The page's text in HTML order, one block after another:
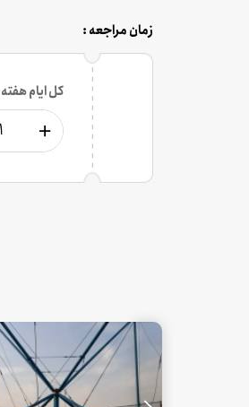
زمان مراجعه :
کل ایام هفته